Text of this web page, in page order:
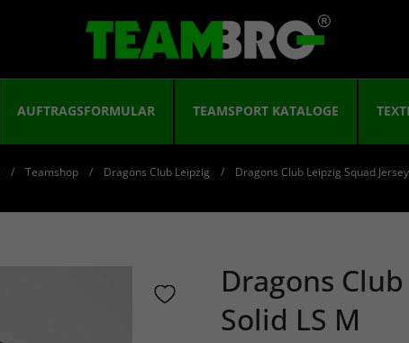
AUFTRAGSFORMULAR TEAMSPORT KATALOGE
Teamshop Dragons Club Leipzig Dragons Club Leipzig Squad
Dragons
Solid LS M